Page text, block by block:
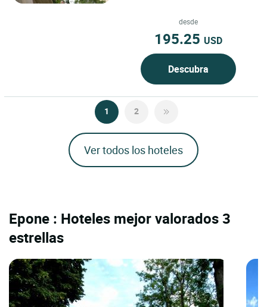
desde
195.25 USD
Descubra
1 2
Ver todos los hoteles
Epone : Hoteles mejor valorados 3
estrellas